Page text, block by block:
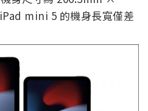
mini 5 的機身長寬僅差